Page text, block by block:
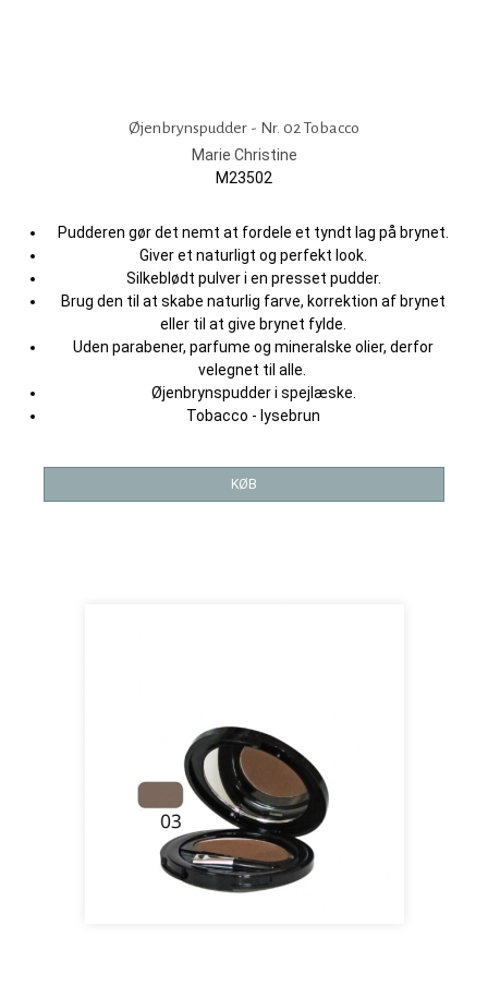
Øjenbrynspudder - Nr. 02 Tobacco
Marie Christine
M23502
Pudderen gør det nemt at fordele et tyndt lag på brynet.
Giver et naturligt og perfekt look.
Silkeblødt pulver i en presset pudder.
Brug den til at skabe naturlig farve, korrektion af brynet
eller til at give brynet fylde.
Uden parabener, parfume og mineralske olier, derfor
velegnet til alle.
Øjenbrynspudder i spejlæske.
Tobacco - lysebrun
KØB